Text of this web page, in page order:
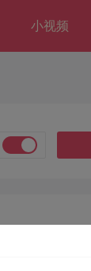
小视频